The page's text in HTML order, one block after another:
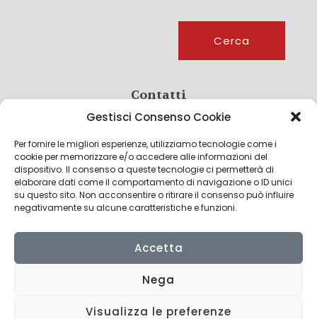
Gestisci Consenso Cookie
Per fornire le migliori esperienze, utilizziamo tecnologie come i
cookie per memorizzare e/o accedere alle informazioni del
dispositivo. Il consenso a queste tecnologie ci permetterà di
elaborare dati come il comportamento di navigazione o ID unici
su questo sito. Non acconsentire o ritirare il consenso può influire
negativamente su alcune caratteristiche e funzioni.
Accetta
Nega
Visualizza le preferenze
Cerca
Contatti
info@culturagroalimentare.com
Note legali
Privacy Policy